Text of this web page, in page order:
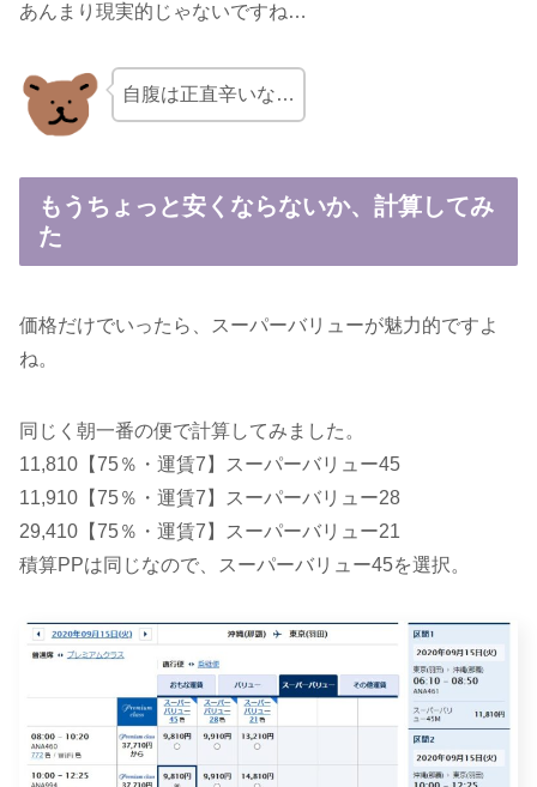
あんまり現実的じゃないですね…
自腹は正直辛いな…
もうちょっと安くならないか、計算してみ
た
価格だけでいったら、スーパーバリューが魅力的ですよ
ね。
同じく朝一番の便で計算してみました。
11,810【75％・運賃7】スーパーバリュー45
11,910【75％・運賃7】スーパーバリュー28
29,410【75％・運賃7】スーパーバリュー21
積算PPは同じなので、スーパーバリュー45を選択。